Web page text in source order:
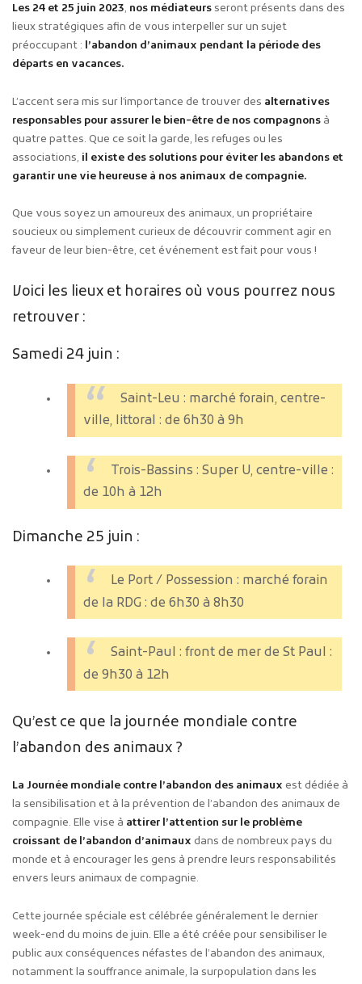
Les 24 et 25 juin 2023, nos médiateurs seront présents dans des
lieux stratégiques afin de vous interpeller sur un sujet
préoccupant : l’abandon d’animaux pendant la période des
départs en vacances.
L’accent sera mis sur l’importance de trouver des alternatives
responsables pour assurer le bien-être de nos compagnons à
quatre pattes. Que ce soit la garde, les refuges ou les
associations, il existe des solutions pour éviter les abandons et
garantir une vie heureuse à nos animaux de compagnie.
Que vous soyez un amoureux des animaux, un propriétaire
soucieux ou simplement curieux de découvrir comment agir en
faveur de leur bien-être, cet événement est fait pour vous !
Voici les lieux et horaires où vous pourrez nous
retrouver :
Samedi 24 juin :
Saint-Leu : marché forain, centre-
ville, littoral : de 6h30 à 9h
Trois-Bassins : Super U, centre-ville :
de 10h à 12h
Dimanche 25 juin :
Le Port / Possession : marché forain
de la RDG : de 6h30 à 8h30
Saint-Paul : front de mer de St Paul :
de 9h30 à 12h
Qu’est ce que la journée mondiale contre
l’abandon des animaux ?
La Journée mondiale contre l’abandon des animaux est dédiée à
la sensibilisation et à la prévention de l’abandon des animaux de
compagnie. Elle vise à attirer l’attention sur le problème
croissant de l’abandon d’animaux dans de nombreux pays du
monde et à encourager les gens à prendre leurs responsabilités
envers leurs animaux de compagnie.
Cette journée spéciale est célébrée généralement le dernier
week-end du moins de juin. Elle a été créée pour sensibiliser le
public aux conséquences néfastes de l’abandon des animaux,
notamment la souffrance animale, la surpopulation dans les